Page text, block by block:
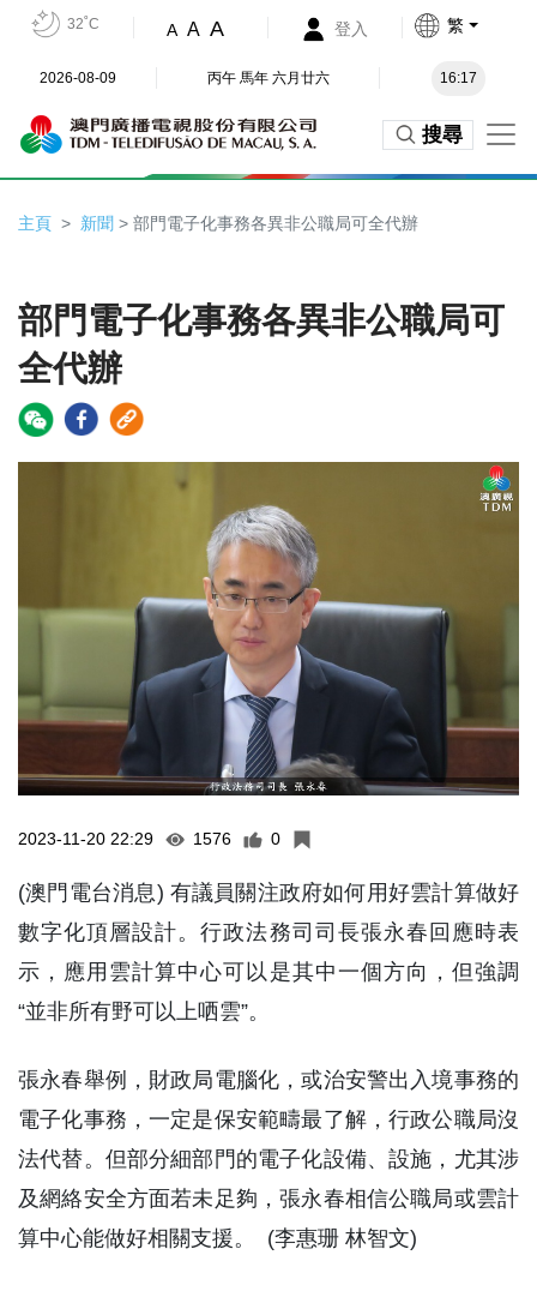
32˚C A A A 登入 繁
2026-08-09 丙午 馬年 六月廿六 16:17
搜尋
主頁 新聞 > 部門電子化事務各異非公職局可全代辦
部門電子化事務各異非公職局可
全代辦
2023-11-20 22:29 1576 0
(澳門電台消息) 有議員關注政府如何用好雲計算做好
數字化頂層設計。行政法務司司長張永春回應時表
示，應用雲計算中心可以是其中一個方向，但強調
“並非所有野可以上哂雲”。
張永春舉例，財政局電腦化，或治安警出入境事務的
電子化事務，一定是保安範疇最了解，行政公職局沒
法代替。但部分細部門的電子化設備、設施，尤其涉
及網絡安全方面若未足夠，張永春相信公職局或雲計
算中心能做好相關支援。 (李惠珊 林智文)